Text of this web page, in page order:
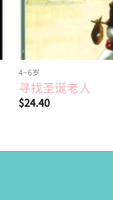
4~6岁
寻找圣诞老人
$24.40